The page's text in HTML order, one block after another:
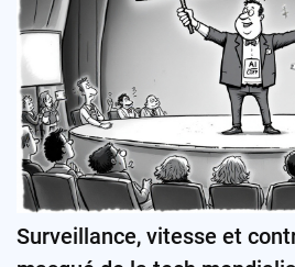
Surveillance, vitesse et